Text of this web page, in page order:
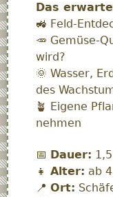
Das
🚜 Feld-
🥕 Gemüse-
wird?
🌞 Wasser,
des
🪴 Eigene
nehmen
📅 Dauer:
👧 Alter: ab
📍 Ort: